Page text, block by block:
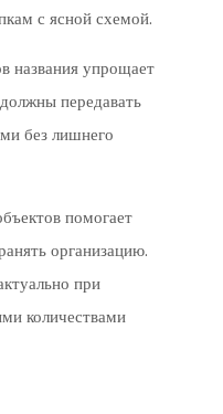
с ясной схемой.
названия упрощает
передавать
без лишнего
помогает
организацию.
при
количествами